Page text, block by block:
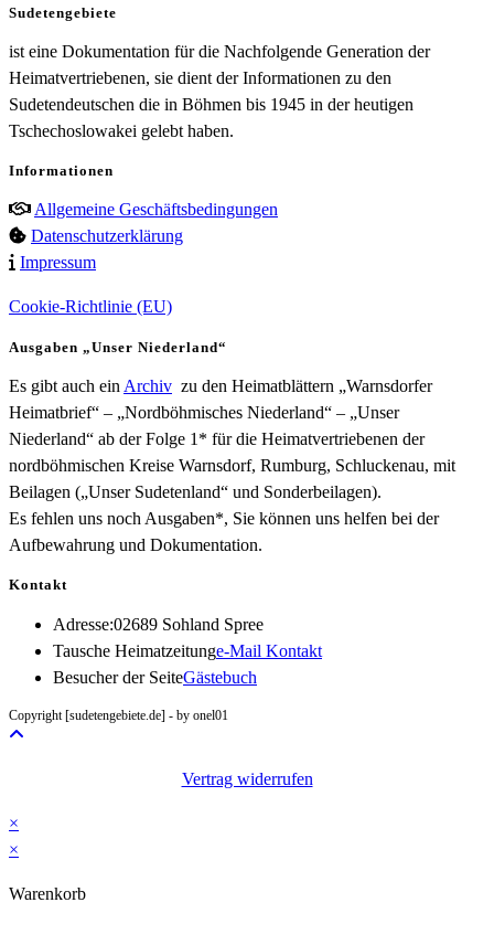
Sudetengebiete
ist eine Dokumentation für die Nachfolgende Generation der
Heimatvertriebenen, sie dient der Informationen zu den
Sudetendeutschen die in Böhmen bis 1945 in der heutigen
Tschechoslowakei gelebt haben.
Informationen
Allgemeine Geschäftsbedingungen
Datenschutzerklärung
Impressum
Cookie-Richtlinie (EU)
Ausgaben „Unser Niederland“
Es gibt auch ein Archiv zu den Heimatblättern „Warnsdorfer
Heimatbrief“ – „Nordböhmisches Niederland“ – „Unser
Niederland“ ab der Folge 1* für die Heimatvertriebenen der
nordböhmischen Kreise Warnsdorf, Rumburg, Schluckenau, mit
Beilagen („Unser Sudetenland“ und Sonderbeilagen).
Es fehlen uns noch Ausgaben*, Sie können uns helfen bei der
Aufbewahrung und Dokumentation.
Kontakt
Adresse:02689 Sohland Spree
Tausche Heimatzeitunge-Mail KontaktOpens
Besucher der SeiteGästebuch
Copyright [sudetengebiete.de] - by onel01
Vertrag widerrufen
×
×
Warenkorb